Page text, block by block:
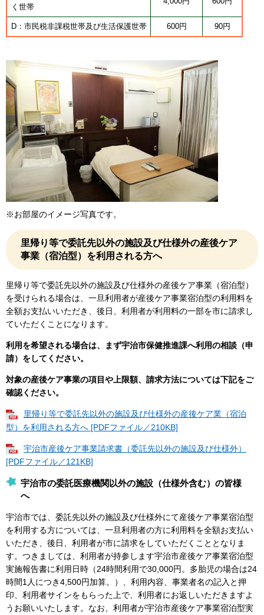
く世帯
D：市民税非課税世帯及び生活保護世帯 600円 90円
※お部屋のイメージ写真です。
里帰り等で委託先以外の施設及び仕様外の産後ケア
事業（宿泊型）を利用される方へ
里帰り等で委託先以外の施設及び仕様外の産後ケア事業（宿泊型）
を受けられる場合は、一旦利用者が産後ケア事業宿泊型の利用料を
全額お支払いいただき、後日、利用者が利用料の一部を市に請求し
ていただくことになります。
利用を希望される場合は、まず宇治市保健推進課へ利用の相談（申
請）をしてください。
対象の産後ケア事業の項目や上限額、請求方法については下記をご
確認ください。
里帰り等で委託先以外の施設及び仕様外の産後ケア業（宿泊
型）を利用される方へ [PDFファイル／210KB]
宇治市産後ケア事業請求書（委託先以外の施設及び仕様外）
[PDFファイル／121KB]
宇治市の委託医療機関以外の施設（仕様外含む）の皆様
へ
宇治市では、委託先以外の施設及び仕様外にて産後ケア事業宿泊型
を利用する方については、一旦利用者の方に利用料を全額お支払い
いただき、後日、利用者が市に請求をしていただくこととなりま
す。つきましては、利用者が持参します宇治市産後ケア事業宿泊型
実施報告書に利用日時（24時間利用で30,000円。多胎児の場合は24
時間1人につき4,500円加算。）、利用内容、事業者名の記入と押
印、利用者サインをもらった上で、利用者にお返しいただきますよ
うお願いいたします。なお、利用者が宇治市産後ケア事業宿泊型実